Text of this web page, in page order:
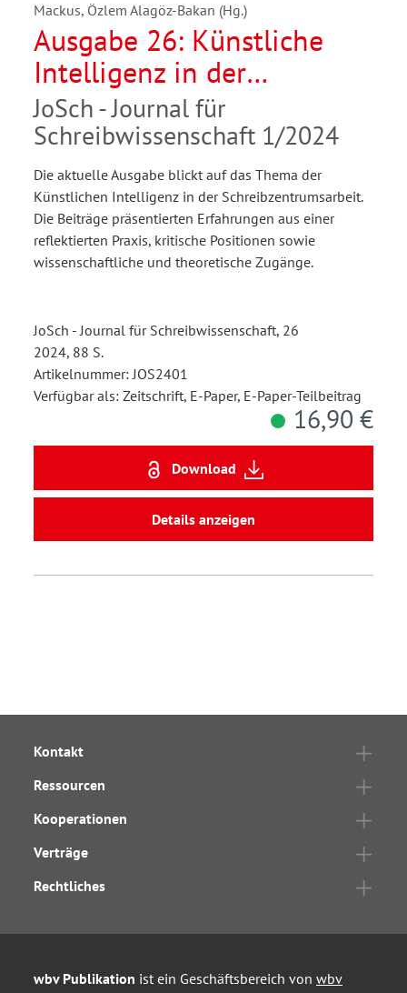
Mackus, Özlem Alagöz-Bakan (Hg.)
Ausgabe 26: Künstliche
Intelligenz in der
Schreibzentrumsarbeit:
Perspektiven auf die KI-
induzierte Transformation
JoSch - Journal für
Schreibwissenschaft 1/2024
Die aktuelle Ausgabe blickt auf das Thema der
Künstlichen Intelligenz in der Schreibzentrumsarbeit.
Die Beiträge präsentierten Erfahrungen aus einer
reflektierten Praxis, kritische Positionen sowie
wissenschaftliche und theoretische Zugänge.
JoSch - Journal für Schreibwissenschaft, 26
2024, 88 S.
Artikelnummer: JOS2401
Verfügbar als: Zeitschrift, E-Paper, E-Paper-Teilbeitrag
16,90 €
Download
Details anzeigen
Kontakt
Ressourcen
Kooperationen
Verträge
Rechtliches
wbv Publikation ist ein Geschäftsbereich von wbv